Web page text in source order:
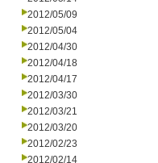
2012/05/09
2012/05/04
2012/04/30
2012/04/18
2012/04/17
2012/03/30
2012/03/21
2012/03/20
2012/02/23
2012/02/14